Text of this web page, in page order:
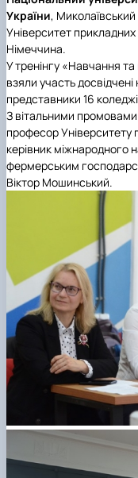
України,
Університет
Німеччина.
Утренінгу «Навчання
взяли участь досвідчені
представники 16
З вітальними промовами
професор
керівник міжнародного
фермерським
Віктор Мошинський.